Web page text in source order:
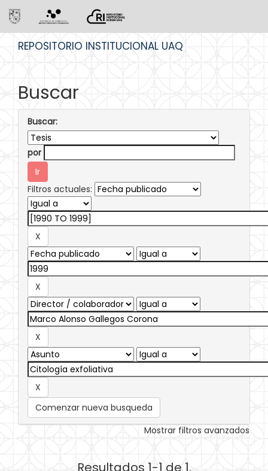
REPOSITORIO INSTITUCIONAL UAQ
Buscar
Buscar:
por
Filtros actuales:
Comenzar nueva busqueda
Mostrar filtros avanzados
Resultados 1-1 de 1.